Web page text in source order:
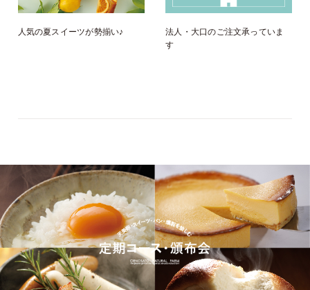
人気の夏スイーツが勢揃い♪
法人・大口のご注文承っていま
す